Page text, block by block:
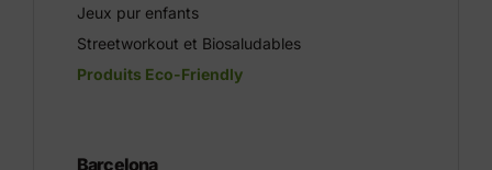
Jeux pur enfants
Streetworkout et Biosaludables
Produits Eco-Friendly
Barcelona